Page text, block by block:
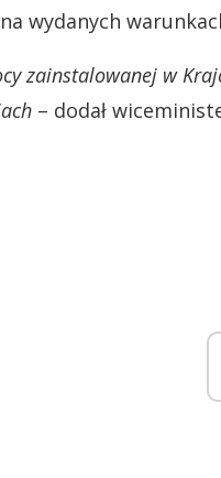
wydanych
zainstalowanej w
– dodał